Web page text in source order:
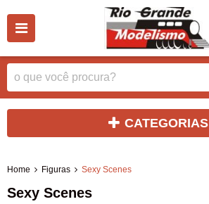
CATEGORIAS
Home Figuras Sexy Scenes
Sexy Scenes